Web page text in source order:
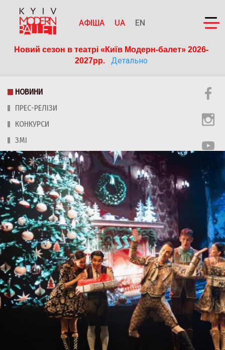
АФІША UA EN
Новий сезон в театрі «Київ Модерн-балет» 2026-
2027рр.
Детально
НОВИНИ
ПРЕС-РЕЛІЗИ
КОНКУРСИ
ЗМІ